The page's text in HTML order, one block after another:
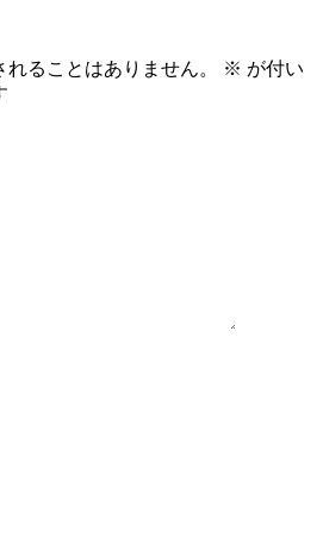
ることはありません。 ※ が付い